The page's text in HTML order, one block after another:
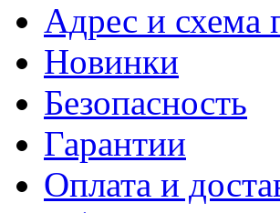
Адрес и схема
Новинки
Безопасность
Гарантии
Оплата и